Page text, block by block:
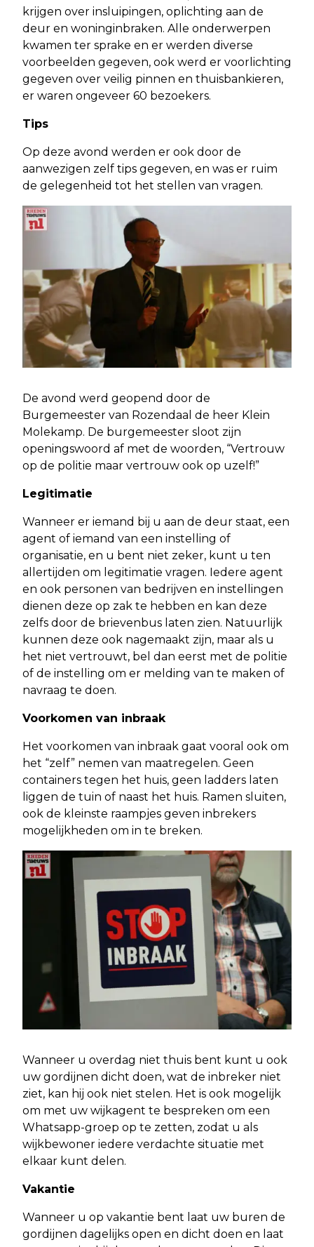
krijgen over insluipingen, oplichting aan de
deur en woninginbraken. Alle onderwerpen
kwamen ter sprake en er werden diverse
voorbeelden gegeven, ook werd er voorlichting
gegeven over veilig pinnen en thuisbankieren,
er waren ongeveer 60 bezoekers.
Tips
Op deze avond werden er ook door de
aanwezigen zelf tips gegeven, en was er ruim
de gelegenheid tot het stellen van vragen.
De avond werd geopend door de
Burgemeester van Rozendaal de heer Klein
Molekamp. De burgemeester sloot zijn
openingswoord af met de woorden, “Vertrouw
op de politie maar vertrouw ook op uzelf!”
Legitimatie
Wanneer er iemand bij u aan de deur staat, een
agent of iemand van een instelling of
organisatie, en u bent niet zeker, kunt u ten
allertijden om legitimatie vragen. Iedere agent
en ook personen van bedrijven en instellingen
dienen deze op zak te hebben en kan deze
zelfs door de brievenbus laten zien. Natuurlijk
kunnen deze ook nagemaakt zijn, maar als u
het niet vertrouwt, bel dan eerst met de politie
of de instelling om er melding van te maken of
navraag te doen.
Voorkomen van inbraak
Het voorkomen van inbraak gaat vooral ook om
het “zelf” nemen van maatregelen. Geen
containers tegen het huis, geen ladders laten
liggen de tuin of naast het huis. Ramen sluiten,
ook de kleinste raampjes geven inbrekers
mogelijkheden om in te breken.
Wanneer u overdag niet thuis bent kunt u ook
uw gordijnen dicht doen, wat de inbreker niet
ziet, kan hij ook niet stelen. Het is ook mogelijk
om met uw wijkagent te bespreken om een
Whatsapp-groep op te zetten, zodat u als
wijkbewoner iedere verdachte situatie met
elkaar kunt delen.
Vakantie
Wanneer u op vakantie bent laat uw buren de
gordijnen dagelijks open en dicht doen en laat